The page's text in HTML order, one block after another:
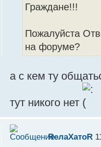
Граждане!!!
Пожалуйста
на форуме?
а с кем ту
тут никого нет
RелаXатоR